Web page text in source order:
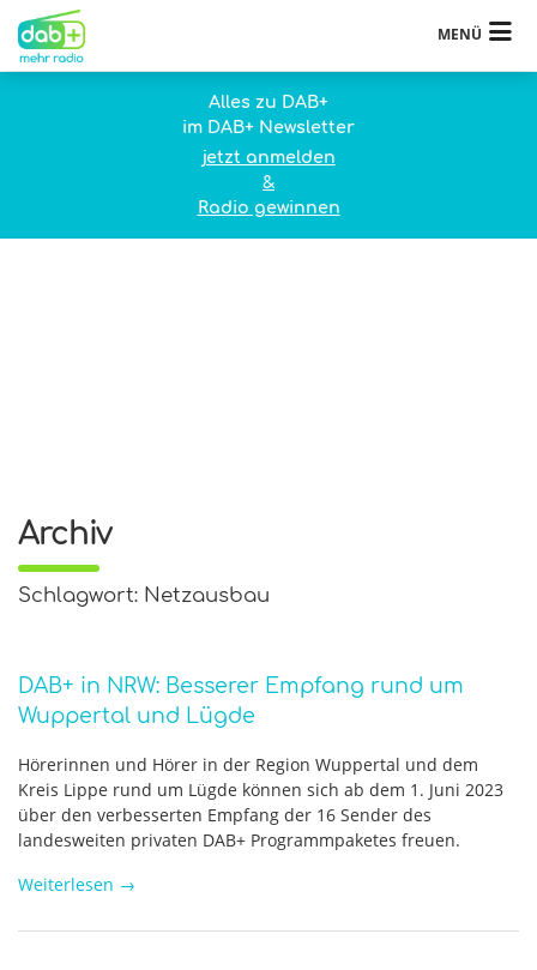
MENÜ
Alles zu DAB+
im DAB+ Newsletter
jetzt anmelden
&
Radio gewinnen
Archiv
Schlagwort: Netzausbau
DAB+ in NRW: Besserer Empfang rund um
Wuppertal und Lügde
Hörerinnen und Hörer in der Region Wuppertal und dem
Kreis Lippe rund um Lügde können sich ab dem 1. Juni 2023
über den verbesserten Empfang der 16 Sender des
landesweiten privaten DAB+ Programmpaketes freuen.
Weiterlesen →